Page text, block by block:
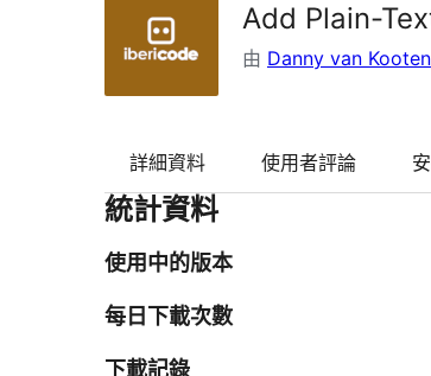
Add Plain-
由 Danny van Kooten
詳細資料 使用者評論
統計資料
使用中的版本
每日下載次數
下載記錄